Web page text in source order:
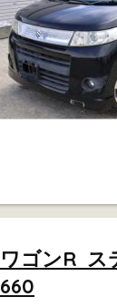
ワゴンR ス
660